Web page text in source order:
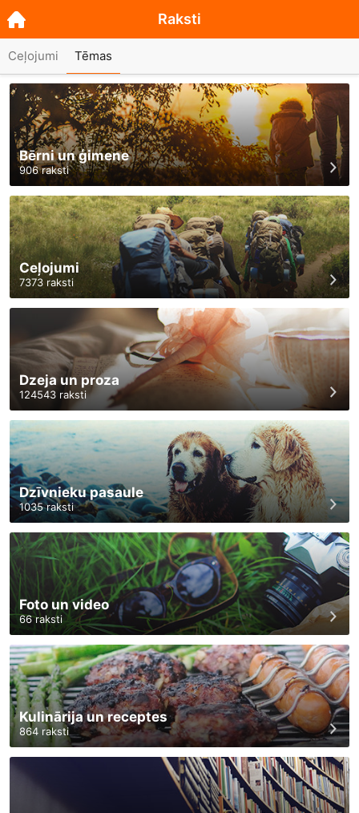
Bērni un ģimene
906raksti
Ceļojumi
7373 raksti
Dzeja un proza
124543 raksti
Dzīvnieku pasaule
1035raksti
Foto un video
66raksti
Kulinārija un receptes
864 raksti
Raksti
Ceļojumi Tēmas